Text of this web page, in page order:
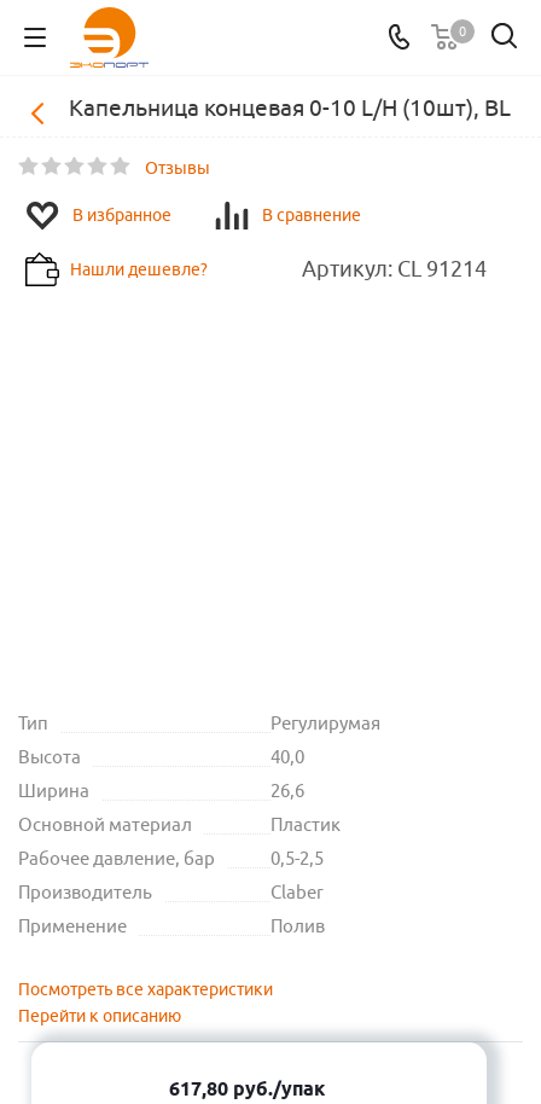
0
Капельница концевая 0-10 L/H (10шт), BL
Отзывы
В избранное В сравнение
Нашли дешевле? Артикул: CL 91214
Тип
Регулирумая
Высота
40,0
Ширина
26,6
Основной материал
Пластик
Рабочее давление, бар
0,5-2,5
Производитель
Claber
Применение
Полив
Посмотреть все характеристики
Перейти к описанию
617,80 руб./упак